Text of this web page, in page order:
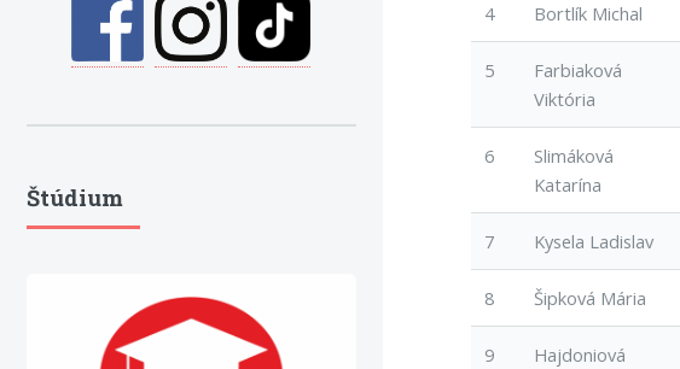
4 Bortlík Michal
5
Farbiaková
Viktória
6
Slimáková
Katarína
7 Kysela Ladislav
8 Šipková Mária
9
Hajdoniová
Štúdium